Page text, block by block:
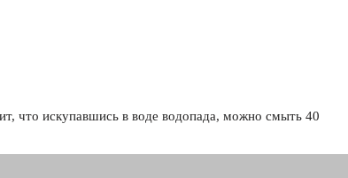
что искупавшись в воде водопада, можно смыть 40